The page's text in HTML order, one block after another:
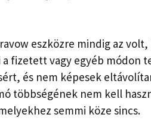
eszközre mindig az volt,
a fizetett vagy egyéb módon
és nem képesek
többségének nem kell
semmi köze sincs.